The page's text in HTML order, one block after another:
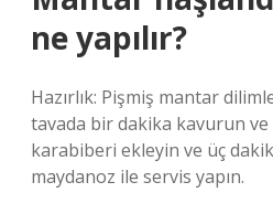
ne yapılır?
Hazırlık: Pişmiş mantar
tavada bir dakika kavurun
karabiberi ekleyin ve üç
maydanoz ile servis yapın.